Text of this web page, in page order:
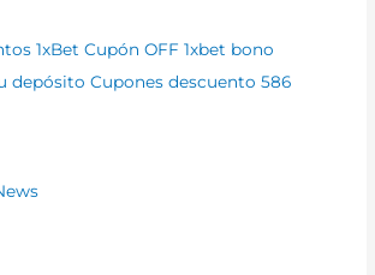
1xBet Cupón OFF 1xbet bono
depósito Cupones descuento 586